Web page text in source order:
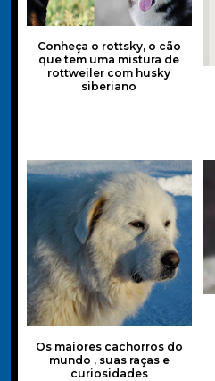
Conheça o rottsky, o cão
que tem uma mistura de
rottweiler com husky
siberiano
Os maiores cachorros do
mundo , suas raças e
curiosidades